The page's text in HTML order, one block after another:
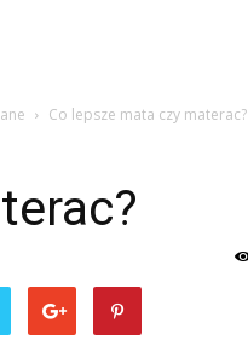
Co lepsze mata czy materac?